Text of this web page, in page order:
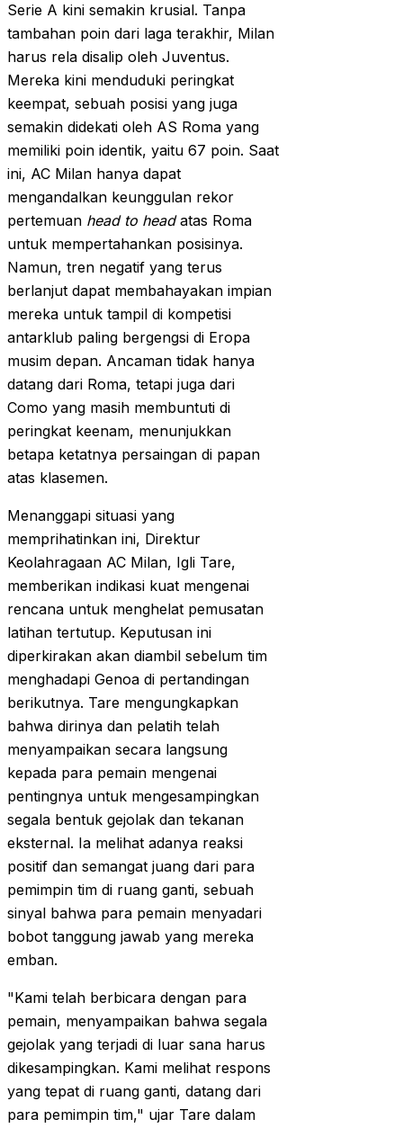
Serie A kini semakin krusial. Tanpa
tambahan poin dari laga terakhir, Milan
harus rela disalip oleh Juventus.
Mereka kini menduduki peringkat
keempat, sebuah posisi yang juga
semakin didekati oleh AS Roma yang
memiliki poin identik, yaitu 67 poin. Saat
ini, AC Milan hanya dapat
mengandalkan keunggulan rekor
pertemuan head to headatas Roma
untuk mempertahankan posisinya.
Namun, tren negatif yang terus
berlanjut dapat membahayakan impian
mereka untuk tampil di kompetisi
antarklub paling bergengsi di Eropa
musim depan. Ancaman tidak hanya
datang dari Roma, tetapi juga dari
Como yang masih membuntuti di
peringkat keenam, menunjukkan
betapa ketatnya persaingan di papan
atas klasemen.
Menanggapi situasi yang
memprihatinkan ini, Direktur
Keolahragaan AC Milan, Igli Tare,
memberikan indikasi kuat mengenai
rencana untuk menghelat pemusatan
latihan tertutup. Keputusan ini
diperkirakan akan diambil sebelum tim
menghadapi Genoa di pertandingan
berikutnya. Tare mengungkapkan
bahwa dirinya dan pelatih telah
menyampaikan secara langsung
kepada para pemain mengenai
pentingnya untuk mengesampingkan
segala bentuk gejolak dan tekanan
eksternal. Ia melihat adanya reaksi
positif dan semangat juang dari para
pemimpin tim di ruang ganti, sebuah
sinyal bahwa para pemain menyadari
bobot tanggung jawab yang mereka
emban.
"Kami telah berbicara dengan para
pemain, menyampaikan bahwa segala
gejolak yang terjadi di luar sana harus
dikesampingkan. Kami melihat respons
yang tepat di ruang ganti, datang dari
para pemimpin tim," ujar Tare dalam